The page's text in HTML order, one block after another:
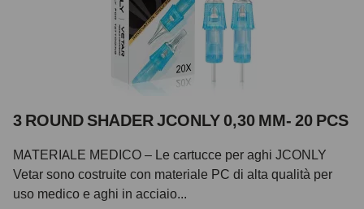
3 ROUND SHADER JCONLY 0,30 MM- 20 PCS
MATERIALE MEDICO – Le cartucce per aghi JCONLY
Vetar sono costruite con materiale PC di alta qualità per
uso medico e aghi in acciaio...